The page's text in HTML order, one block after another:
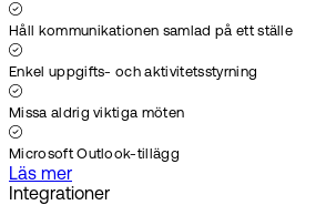
Håll kommunikationen samlad på ett ställe
Enkel uppgifts- och aktivitetsstyrning
Missa aldrig viktiga möten
Microsoft Outlook-tillägg
Läs mer
Integrationer